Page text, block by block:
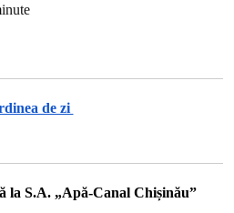
de zi
la S.A. „Apă-Canal Chișinău”